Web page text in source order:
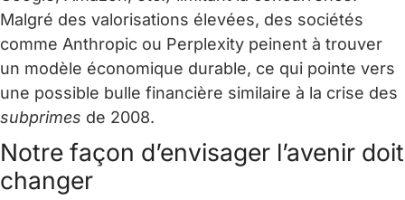
Malgré des valorisations élevées, des sociétés
comme Anthropic ou Perplexity peinent à trouver
un modèle économique durable, ce qui pointe vers
une possible bulle financière similaire à la crise des
subprimes de 2008.
Notre façon d’envisager l’avenir doit
changer